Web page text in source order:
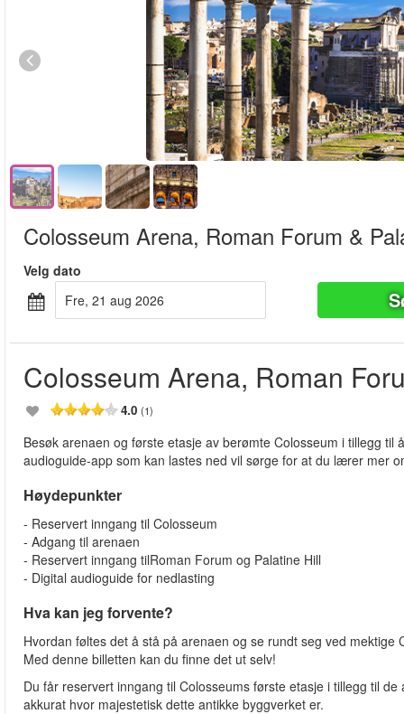
Colosseum Arena, Roman Forum &
Velg dato
fre, 21 aug 2026
Colosseum Arena, Roman
4.0 (1)
Besøk arenaen og første etasje av berømte Colosseum i tillegg
audioguide-app som kan lastes ned vil sørge for at du lærer mer
Høydepunkter
- Reservert inngang til Colosseum
- Adgang til arenaen
- Reservert inngang tilRoman Forum og Palatine Hill
- Digital audioguide for nedlasting
Hva kan jeg forvente?
Hvordan føltes det å stå på arenaen og se rundt seg ved mektige
Med denne billetten kan du finne det ut selv!
Du får reservert inngang til Colosseums første etasje i tillegg til
akkurat hvor majestetisk dette antikke byggverket er.